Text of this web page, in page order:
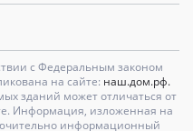
с Федеральным законом
на сайте: наш.дом.рф.
зданий может отличаться от
Информация, изложенная на
информационный